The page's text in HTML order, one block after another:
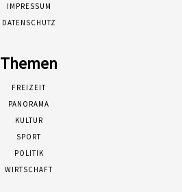
IMPRESSUM
DATENSCHUTZ
Themen
FREIZEIT
PANORAMA
KULTUR
SPORT
POLITIK
WIRTSCHAFT